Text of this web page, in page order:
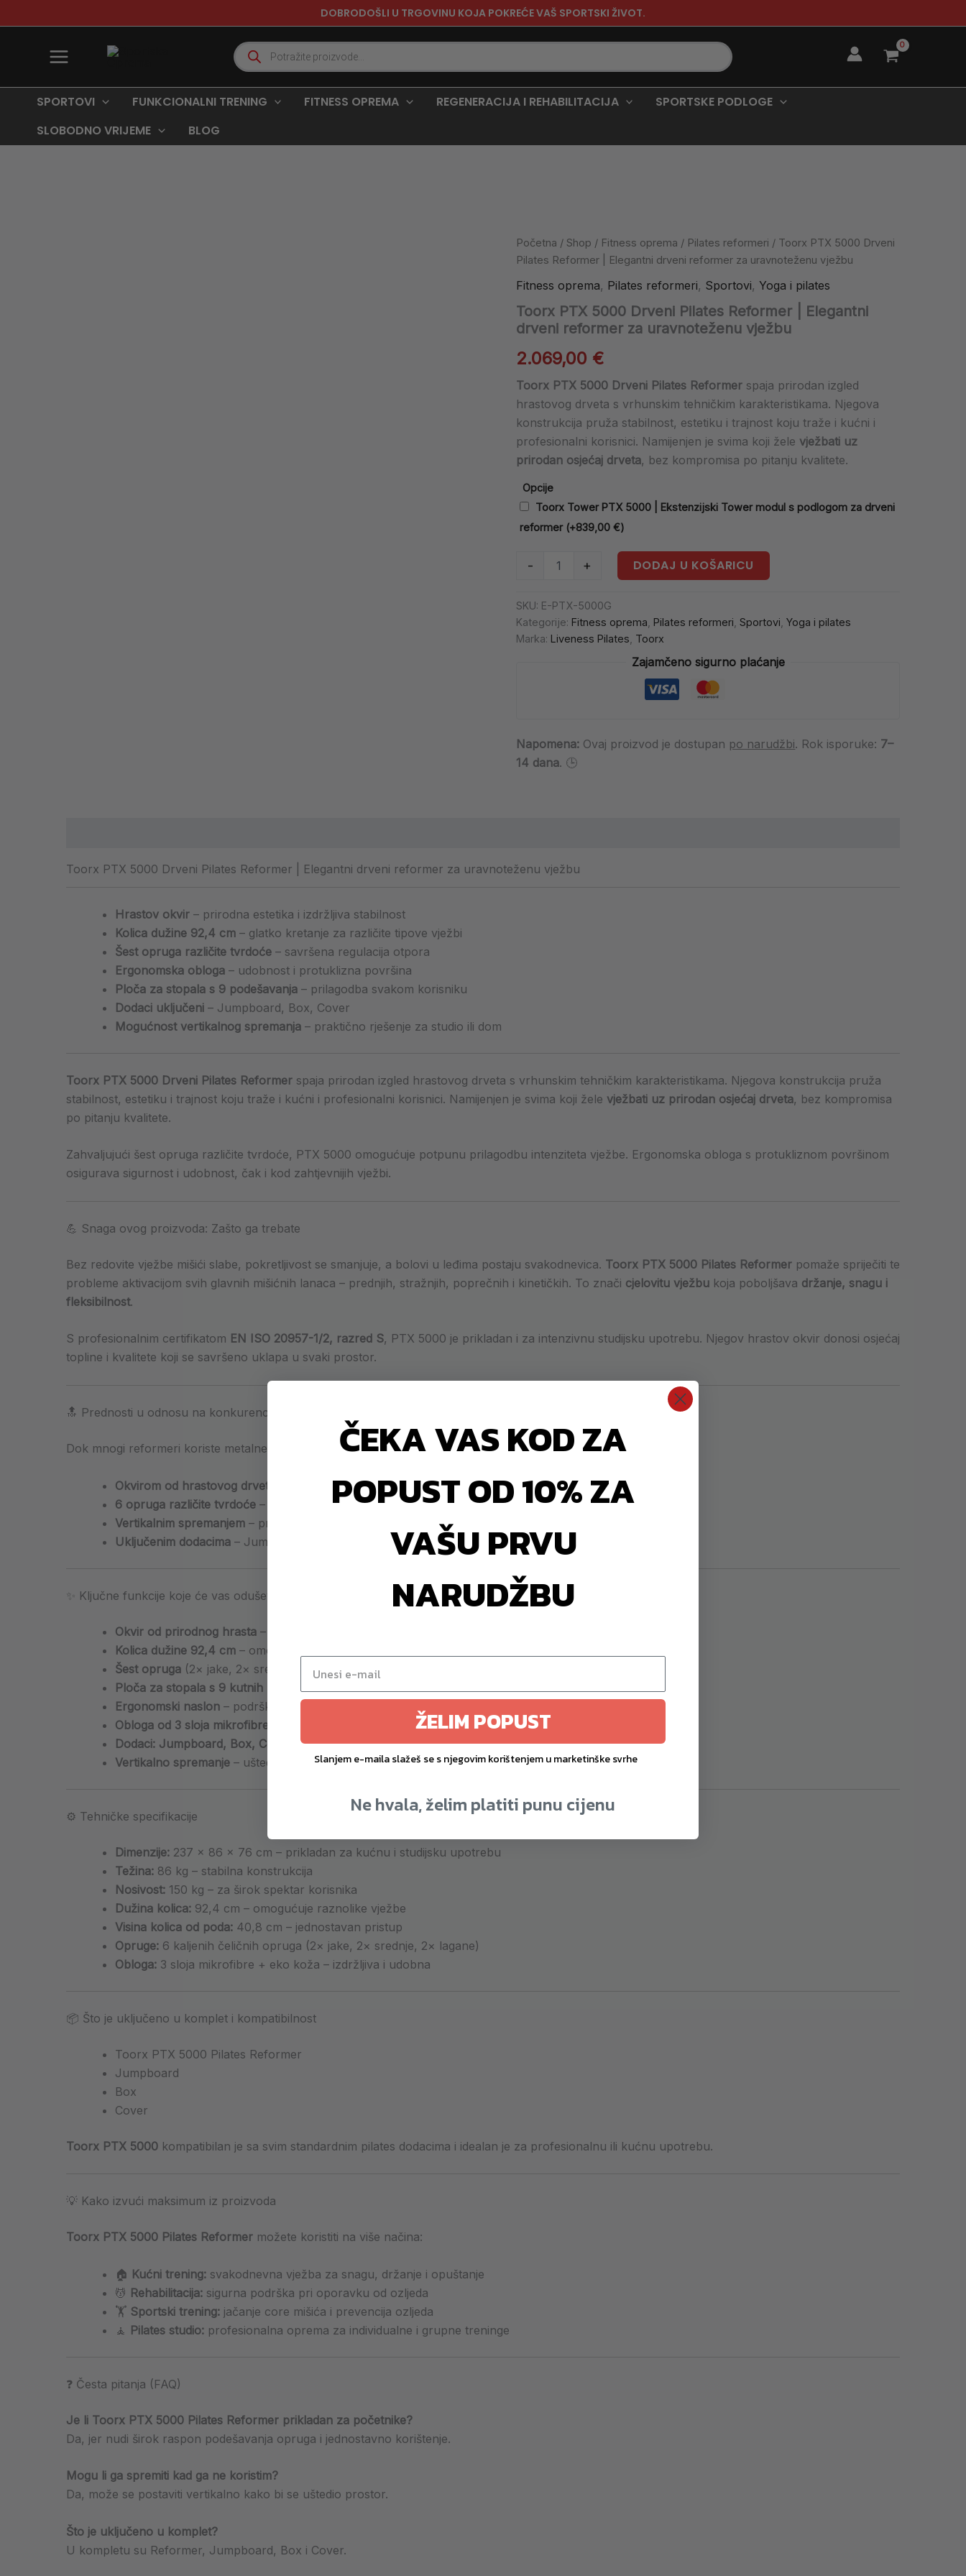
to
DOBRODOŠLI U TRGOVINU KOJA POKREĆE VAŠ SPORTSKI ŽIVOT.
Products
search
SPORTOVI FUNKCIONALNI TRENING FITNESS OPREMA REGENERACIJA I REHABILITACIJA
SPORTSKE PODLOGE
SLOBODNO VRIJEME
BLOG
Početna / Shop / Fitness oprema / Pilates reformeri / Toorx PTX 5000 Drveni
Pilates Reformer | Elegantni drveni reformer za uravnoteženu vježbu
Fitness oprema, Pilates reformeri, Sportovi,Yoga i pilates
Toorx PTX 5000 Drveni Pilates Reformer | Elegantni
drveni reformer za uravnoteženu vježbu
2.069,00 €
Toorx PTX 5000 Drveni Pilates Reformer spaja prirodan izgled
hrastovog drveta s vrhunskim tehničkim karakteristikama. Njegova
konstrukcija pruža stabilnost, estetiku i trajnost koju traže i kućni i
profesionalni korisnici. Namijenjen je svima koji žele vježbati uz
prirodan osjećaj drveta, bez kompromisa po pitanju kvalitete.
Opcije
Toorx Tower PTX 5000 | Ekstenzijski Tower modul s podlogom za drveni
reformer (+839,00€)
-
Toorx
PTX
Drveni
Reformer
|
drveni
za
uravnoteženu
količina
+ DODAJ U KOŠARICU
SKU: E-PTX-5000G
Kategorije: Fitness oprema Pilates reformeri ,Sportovi ,Yoga i pilates
Marka: Liveness Pilates Toorx
Zajamčeno sigurno plaćanje
Napomena: Ovaj proizvod je dostupan po narudžbi. Rok isporuke: 7–
14 dana. 🕒
Toorx PTX 5000 Drveni Pilates Reformer | Elegantni drveni reformer za uravnoteženu vježbu
Hrastov okvir – prirodna estetika i izdržljiva stabilnost
Kolica dužine 92,4 cm – glatko kretanje za različite tipove vježbi
Šest opruga različite tvrdoće – savršena regulacija otpora
Ergonomska obloga – udobnost i protuklizna površina
Ploča za stopala s 9 podešavanja – prilagodba svakom korisniku
Dodaci uključeni – Jumpboard, Box, Cover
Mogućnost vertikalnog spremanja – praktično rješenje za studio ili dom
Toorx PTX 5000 Drveni Pilates Reformer spaja prirodan izgled hrastovog drveta s vrhunskim tehničkim karakteristikama. Njegova konstrukcija pruža
stabilnost, estetiku i trajnost koju traže i kućni i profesionalni korisnici. Namijenjen je svima koji žele vježbati uz prirodan osjećaj drveta, bez kompromisa
po pitanju kvalitete.
Zahvaljujući šest opruga različite tvrdoće, PTX 5000 omogućuje potpunu prilagodbu intenziteta vježbe. Ergonomska obloga s protukliznom površinom
osigurava sigurnost i udobnost, čak i kod zahtjevnijih vježbi.
💪 Snaga ovog proizvoda: Zašto ga trebate
Bez redovite vježbe mišići slabe, pokretljivost se smanjuje, a bolovi u leđima postaju svakodnevica. Toorx PTX 5000 Pilates Reformer pomaže spriječiti te
probleme aktivacijom svih glavnih mišićnih lanaca – prednjih, stražnjih, poprečnih i kinetičkih. To znači cjelovitu vježbu koja poboljšava držanje, snagu i
fleksibilnost.
S profesionalnim certifikatom EN ISO 20957-1/2, razred S, PTX 5000 je prikladan i za intenzivnu studijsku upotrebu. Njegov hrastov okvir donosi osjećaj
topline i kvalitete koji se savršeno uklapa u svaki prostor.
🔝 Prednosti u odnosu na konkurenciju
Dok mnogi reformeri koriste metalne konstrukcije,Toorx PTX 5000 se ističe sa:
Okvirom od hrastovog drveta
– prirodan izgled, iznimna stabilnost i trajnost
6 opruga različite tvrdoće – preciznija kontrola otpora nego kod standardnih modela
Vertikalnim spremanjem – praktično rješenje za manje prostore
Uključenim dodacima – Jumpboard, Box i Cover, koji kod konkurencije često nisu uključeni
✨ Ključne funkcije koje će vas oduševiti
Okvir od prirodnog hrasta – estetska vrijednost i dugotrajna stabilnost
Kolica dužine 92,4 cm – omogućuju širok raspon pokreta
Šest opruga (2× jake, 2× srednje, 2× lagane) – potpuna regulacija intenziteta
Ploča za stopala s 9 kutnih podešavanja
Ergonomski naslon – podrška kralježnici i pravilnom držanju
Obloga od 3 sloja mikrofibre – udobna, izdržljiva i jednostavna za čišćenje
Dodaci: Jumpboard, Box, Cover
– proširene mogućnosti vježbanja
Vertikalno spremanje – ušteda prostora
⚙️ Tehničke specifikacije
Dimenzije: 237 × 86 × 76 cm – prikladan za kućnu i studijsku upotrebu
Težina: 86 kg – stabilna konstrukcija
Nosivost: 150 kg – za širok spektar korisnika
Dužina kolica: 92,4 cm – omogućuje raznolike vježbe
Visina kolica od poda: 40,8 cm – jednostavan pristup
Opruge: 6 kaljenih čeličnih opruga (2× jake, 2× srednje, 2× lagane)
Obloga: 3 sloja mikrofibre + eko koža – izdržljiva i udobna
📦 Što je uključeno u komplet i kompatibilnost
Toorx PTX 5000 Pilates Reformer
Jumpboard
Box
Cover
Toorx PTX 5000 kompatibilan je sa svim standardnim pilates dodacima i idealan je za profesionalnu ili kućnu upotrebu.
💡 Kako izvući maksimum iz proizvoda
Toorx PTX 5000 Pilates Reformer možete koristiti na više načina:
🏠 Kućni trening: svakodnevna vježba za snagu, držanje i opuštanje
💆 Rehabilitacija: sigurna podrška pri oporavku od ozljeda
🏋️ Sportski trening: jačanje core mišića i prevencija ozljeda
🧘 Pilates studio: profesionalna oprema za individualne i grupne treninge
❓ Česta pitanja (FAQ)
Je li Toorx PTX 5000 Pilates Reformer prikladan za početnike?
Da, jer nudi širok raspon podešavanja opruga i jednostavno korištenje.
Mogu li ga spremiti kad ga ne koristim?
Da, može se postaviti vertikalno kako bi se uštedio prostor.
Što je uključeno u komplet?
U kompletu su Reformer, Jumpboard, Box i Cover.
ČEKA VAS KOD ZA
POPUST OD 10% ZA
VAŠU PRVU
NARUDŽBU
ŽELIM POPUST
Slanjem e-maila slažeš se s njegovim korištenjem u marketinške svrhe
Ne hvala, želim platiti punu cijenu